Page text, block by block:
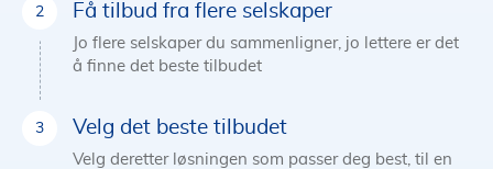
Få tilbud fra flere selskaper
Jo flere selskaper du sammenligner, jo lettere er det
å finne det beste tilbudet
Velg det beste tilbudet
Velg deretter løsningen som passer deg best, til en